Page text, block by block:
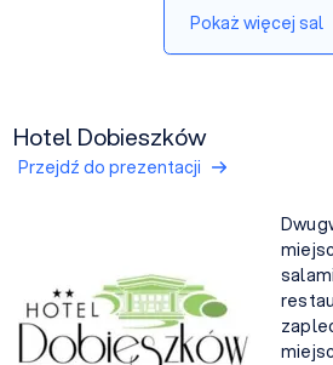
Pokaż więcej sal
Hotel Dobieszków
Przejdź do prezentacji